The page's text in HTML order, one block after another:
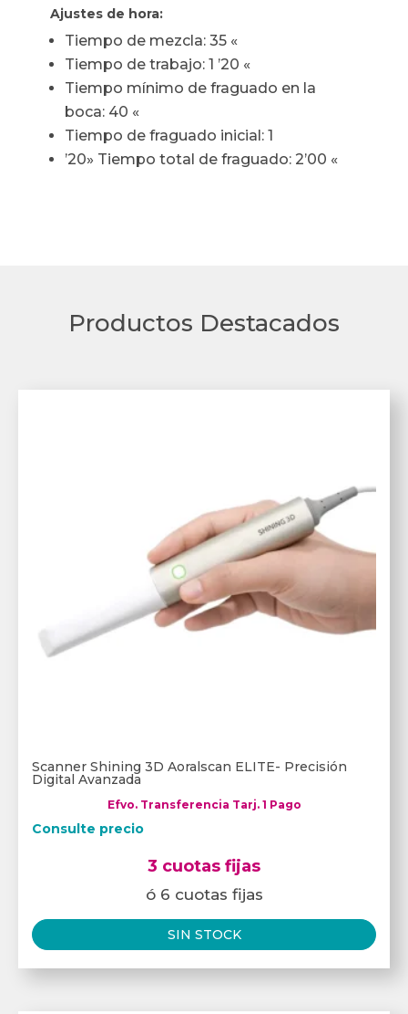
Ajustes de hora:
Tiempo de mezcla: 35 «
Tiempo de trabajo: 1 ’20 «
Tiempo mínimo de fraguado en la
boca: 40 «
Tiempo de fraguado inicial: 1
’20» Tiempo total de fraguado: 2’00 «
Productos Destacados
Scanner Shining 3D Aoralscan ELITE- Precisión
Digital Avanzada
Efvo. Transferencia Tarj. 1 Pago
Consulte precio
3 cuotas fijas
ó 6 cuotas fijas
SIN STOCK